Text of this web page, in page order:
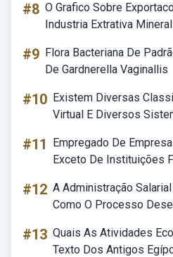
#8 O Grafico Sobre
Industria Extrativa Mineral
#9 Flora Bacteriana De
De Gardnerella Vaginallis
#10 Existem Diversas
Virtual E Diversos
#11
Empregado De
Exceto De Instituições
#12 A Administração
Como O Processo
#13 Quais As Atividades
Texto Dos Antigos